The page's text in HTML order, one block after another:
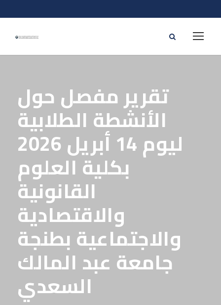
تقرير مفصل حول
الأنشطة الطلابية
ليوم 14 أبريل 2026
بكلية العلوم
القانونية
والاقتصادية
والاجتماعية بطنجة
جامعة عبد المالك
السعدي